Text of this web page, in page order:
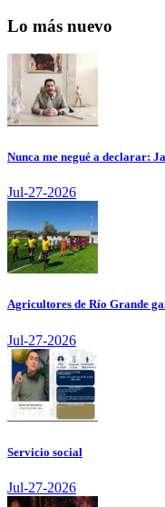
Lo más nuevo
Nunca me negué a declarar:
Jul-27-2026
Agricultores de Río Grande
Jul-27-2026
Servicio social
Jul-27-2026